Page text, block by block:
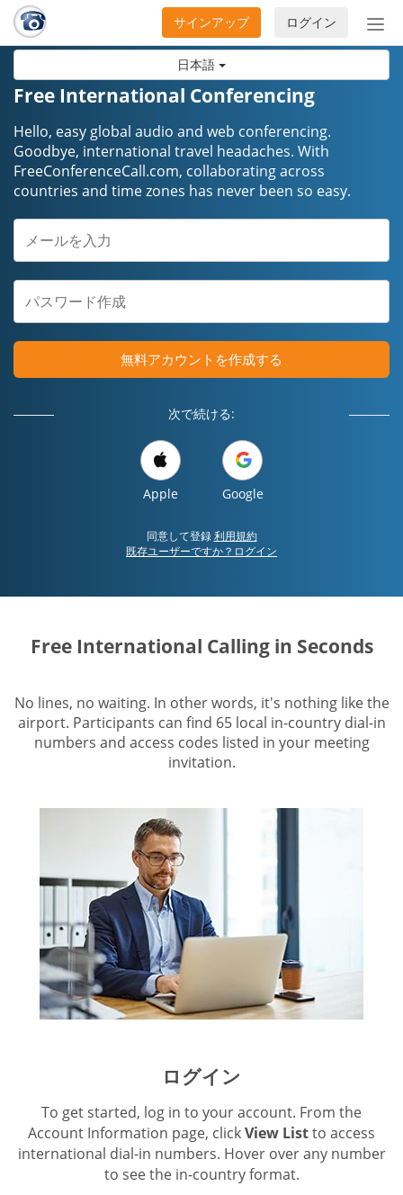
日本語
ナ
ビ
ログイン
サインアップ
Free International Conferencing
Hello, easy global audio and web conferencing.
Goodbye, international travel headaches. ​​​​​​​With
FreeConferenceCall.com, collaborating across
countries and time zones has never been so easy.
無料アカウントを作成する
次で続ける:
Apple Google
同意して登録利用規約
既存ユーザーですか？ログイン
Free International Calling in Seconds
No lines, no waiting. In other words, it's nothing like the
airport. Participants can find 65 local in-country dial-in
numbers and access codes listed in your meeting
invitation.
ログイン
To get started, log in to your account. From the
Account Information page, clickView Listto access
international dial-in numbers. Hover over any number
to see the in-country format.